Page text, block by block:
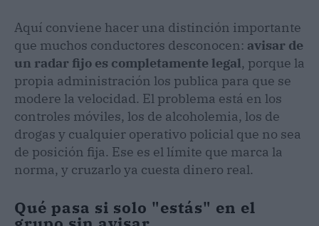
Aquí conviene hacer una distinción importante
que muchos conductores desconocen: avisar de
un radar fijo es completamente legal, porque la
propia administración los publica para que se
modere la velocidad. El problema está en los
controles móviles, los de alcoholemia, los de
drogas y cualquier operativo policial que no sea
de posición fija. Ese es el límite que marca la
norma, y cruzarlo ya cuesta dinero real.
Qué pasa si solo "estás" en el